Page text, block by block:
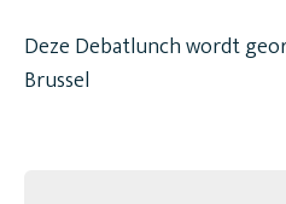
Deze Debatlunch wordt
Brussel